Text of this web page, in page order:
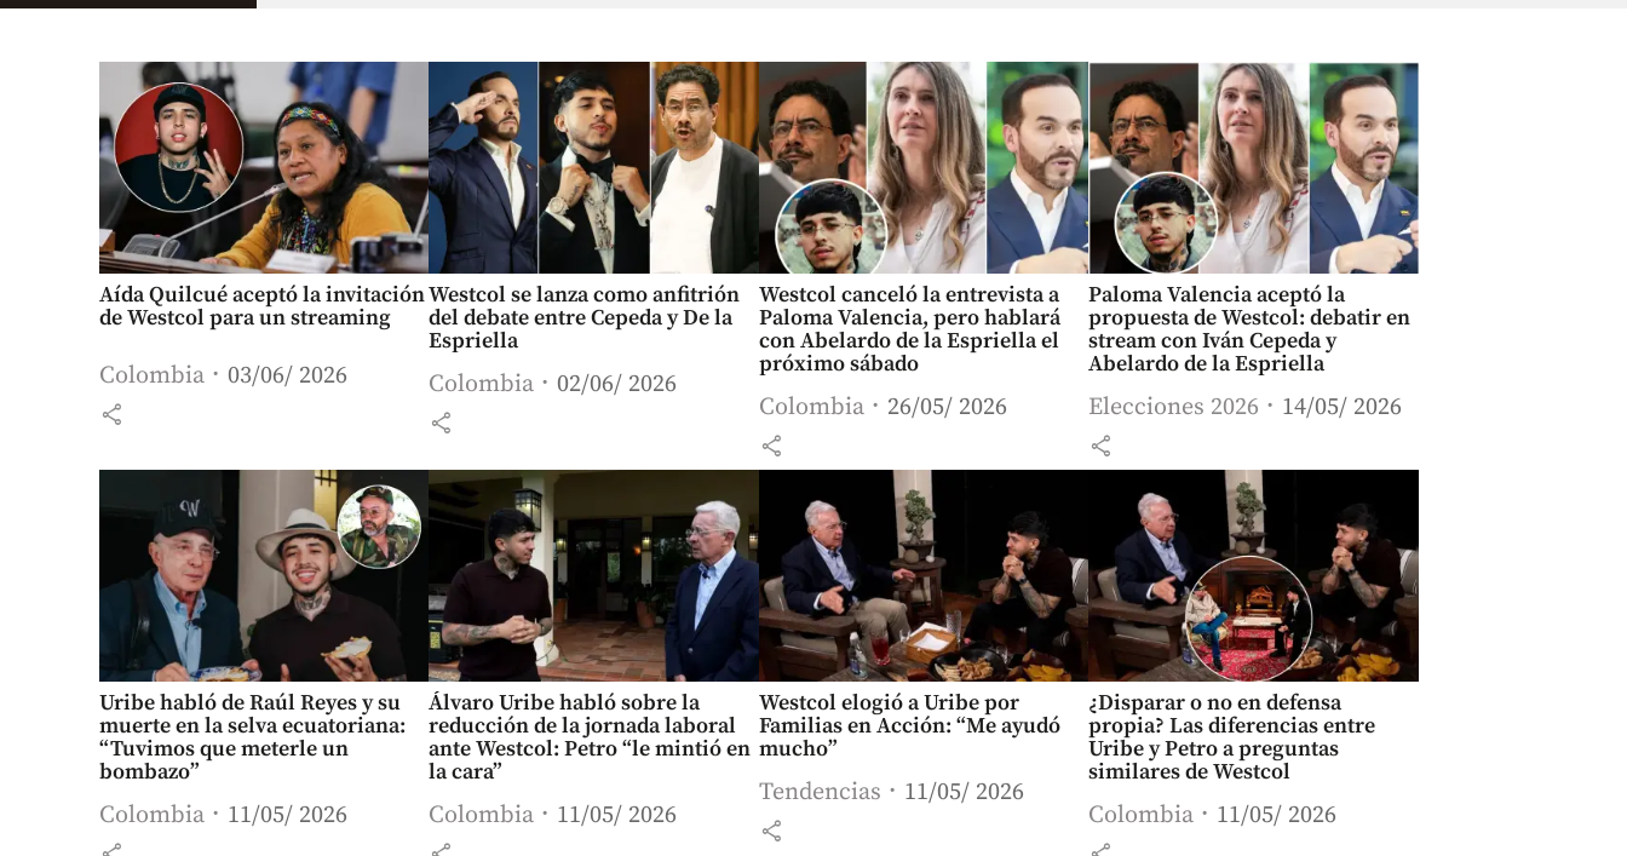
Aída Quilcué aceptó la invitación
de Westcol para un streaming
Colombia 03/06/ 2026
share
Westcol se lanza como anfitrión
del debate entre Cepeda y De la
Espriella
Colombia 02/06/ 2026
share
Westcol canceló la entrevista a
Paloma Valencia, pero hablará
con Abelardo de la Espriella el
próximo sábado
Colombia 26/05/ 2026
share
Paloma Valencia aceptó la
propuesta de Westcol: debatir en
stream con Iván Cepeda y
Abelardo de la Espriella
Elecciones 2026 14/05/ 2026
share
Uribe habló de Raúl Reyes y su
muerte en la selva ecuatoriana:
“Tuvimos que meterle un
bombazo”
Colombia 11/05/ 2026
Álvaro Uribe habló sobre la
reducción de la jornada laboral
ante Westcol: Petro “le mintió en
la cara”
Colombia 11/05/ 2026
Westcol elogió a Uribe por
Familias en Acción: “Me ayudó
mucho”
Tendencias 11/05/ 2026
share
¿Disparar o no en defensa
propia? Las diferencias entre
Uribe y Petro a preguntas
similares de Westcol
Colombia 11/05/ 2026